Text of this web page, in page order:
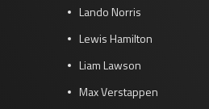
Lando Norris
Lewis Hamilton
Liam Lawson
Max Verstappen